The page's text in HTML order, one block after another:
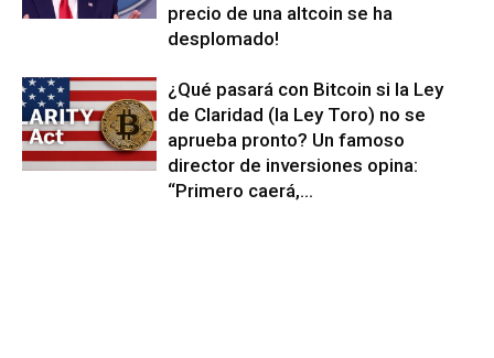
precio de una altcoin se ha
desplomado!
¿Qué pasará con Bitcoin si la Ley
de Claridad (la Ley Toro) no se
aprueba pronto? Un famoso
director de inversiones opina:
“Primero caerá,...